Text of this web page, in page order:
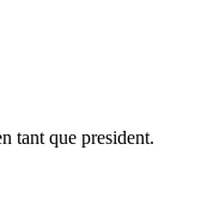
tant que president.